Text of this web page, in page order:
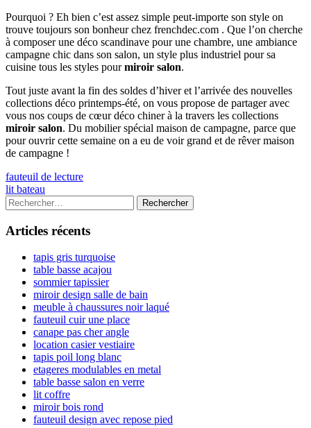
Pourquoi ? Eh bien c’est assez simple peut-importe son style on
trouve toujours son bonheur chez frenchdec.com . Que l’on cherche
à composer une déco scandinave pour une chambre, une ambiance
campagne chic dans son salon, un style plus industriel pour sa
cuisine tous les styles pourmiroir salon.
Tout juste avant la fin des soldes d’hiver et l’arrivée des nouvelles
collections déco printemps-été, on vous propose de partager avec
vous nos coups de cœur déco chiner à la travers les collections
miroir salon. Du mobilier spécial maison de campagne, parce que
pour ouvrir cette semaine on a eu de voir grand et de rêver maison
de campagne !
Navigation
de
l’article
Previous
article:
fauteuil de lecture
Next
article:
lit bateau
Colonne
latérale
principale
Rechercher :
Articles récents
tapis gris turquoise
table basse acajou
sommier tapissier
miroir design salle de bain
meuble à chaussures noir laqué
fauteuil cuir une place
canape pas cher angle
location casier vestiaire
tapis poil long blanc
etageres modulables en metal
table basse salon en verre
lit coffre
miroir bois rond
fauteuil design avec repose pied